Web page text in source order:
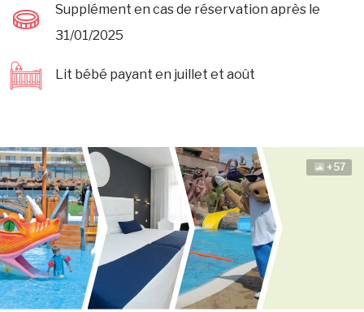
Supplément en cas de réservation après le
31/01/2025
Lit bébé payant en juillet et août
+57